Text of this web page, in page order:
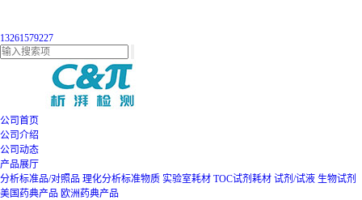
13261579227
公司首页
公司介绍
公司动态
产品展厅
分析标准品/对照品 理化分析标准物质 实验室耗材 TOC试剂耗材 试剂/试液 生物试剂
美国药典产品 欧洲药典产品